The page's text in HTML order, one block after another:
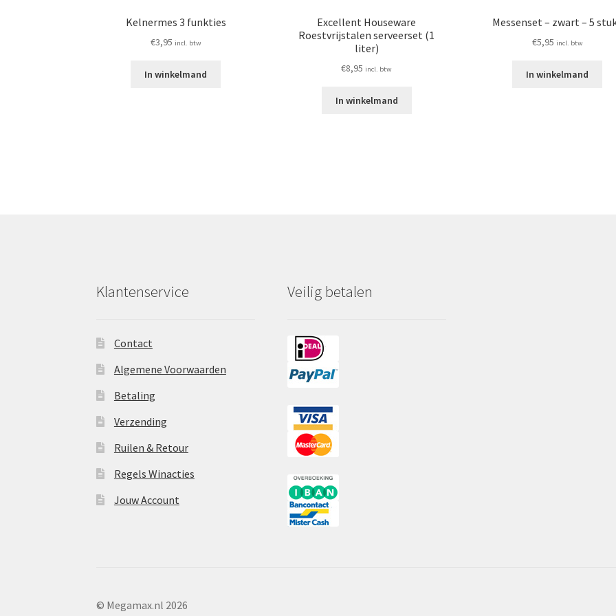
Kelnermes 3 funkties
€3,95 incl. btw
In winkelmand
Excellent Houseware
Roestvrijstalen serveerset (1
liter)
€8,95 incl. btw
In winkelmand
Messenset – zwart – 5
€5,95 incl. btw
In winkelmand
Klantenservice
Contact
Algemene Voorwaarden
Betaling
Verzending
Ruilen & Retour
Regels Winacties
Jouw Account
Veilig betalen
© Megamax.nl 2026